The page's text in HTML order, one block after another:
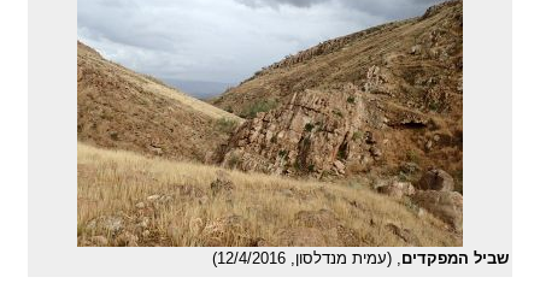
שביל המפקדים, (עמית מנדלסון, 12/4/2016)